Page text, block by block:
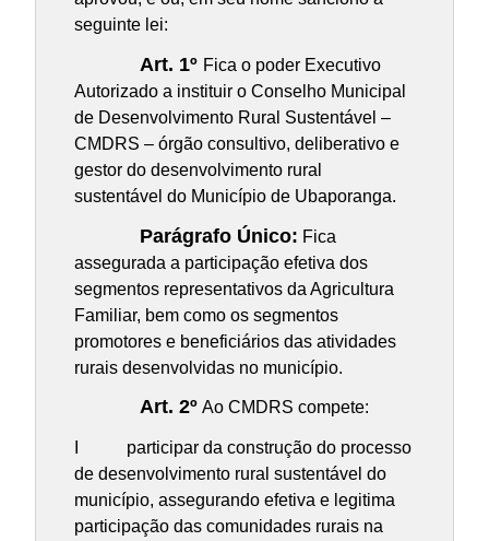
seguinte lei:
Art. 1º Fica o poder Executivo
Autorizado a instituir o Conselho Municipal
de Desenvolvimento Rural Sustentável –
CMDRS – órgão consultivo, deliberativo e
gestor do desenvolvimento rural
sustentável do Município de Ubaporanga.
Parágrafo Único: Fica
assegurada a participação efetiva dos
segmentos representativos da Agricultura
Familiar, bem como os segmentos
promotores e beneficiários das atividades
rurais desenvolvidas no município.
Art. 2º Ao CMDRS compete:
I participar da construção do processo
de desenvolvimento rural sustentável do
município, assegurando efetiva e legitima
participação das comunidades rurais na